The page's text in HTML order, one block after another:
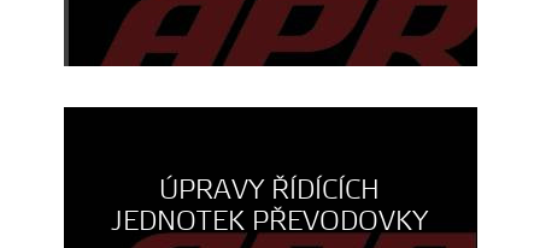
ÚPRAVY ŘÍDÍCÍCH
JEDNOTEK PŘEVODOVKY